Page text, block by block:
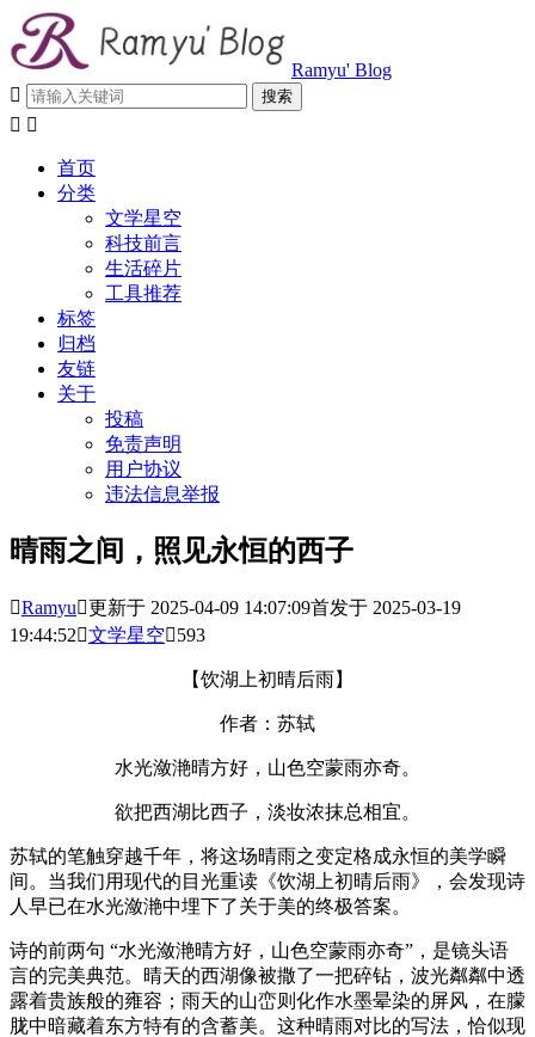
Ramyu' Blog

 
首页
分类
文学星空
科技前言
生活碎片
工具推荐
标签
归档
友链
关于
投稿
免责声明
用户协议
违法信息举报
晴雨之间，照见永恒的西子
Ramyu更新于 2025-04-09 14:07:09首发于 2025-03-19
19:44:52文学星空593
【饮湖上初晴后雨】
作者：苏轼
水光潋滟晴方好，山色空蒙雨亦奇。
欲把西湖比西子，淡妆浓抹总相宜。
苏轼的笔触穿越千年，将这场晴雨之变定格成永恒的美学瞬
间。当我们用现代的目光重读《饮湖上初晴后雨》，会发现诗
人早已在水光潋滟中埋下了关于美的终极答案。
诗的前两句 “水光潋滟晴方好，山色空蒙雨亦奇”，是镜头语
言的完美典范。晴天的西湖像被撒了一把碎钻，波光粼粼中透
露着贵族般的雍容；雨天的山峦则化作水墨晕染的屏风，在朦
胧中暗藏着东方特有的含蓄美。这种晴雨对比的写法，恰似现